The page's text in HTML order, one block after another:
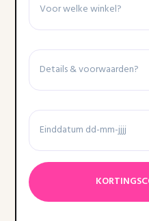
Details
voorwaarden
Einddatum
Datumnotatie:DD
dash
MM
dash